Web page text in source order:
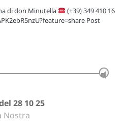
di don Minutella
(+39) 349 410 16
Post
28 10 25
Nostra